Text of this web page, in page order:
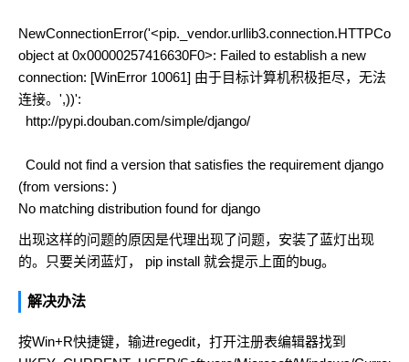
object at 0x00000257416630F0>: Failed to establish a new
connection: [WinError 10061] 由于目标计算机积极拒尽，无法
连接。',))':
http://pypi.douban.com/simple/django/
Could not find a version that satisfies the requirement django
(from versions: )
No matching distribution found for django
出现这样的问题的原因是代理出现了问题，安装了蓝灯出现
的。只要关闭蓝灯， pip install 就会提示上面的bug。
解决办法
按Win+R快捷键，输进regedit，打开注册表编辑器找到